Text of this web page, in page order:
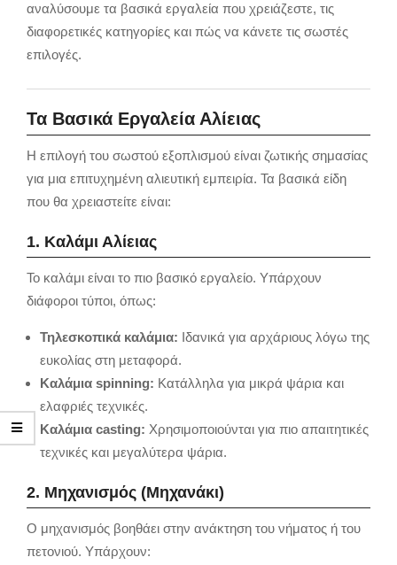
αναλύσουμε τα βασικά εργαλεία που χρειάζεστε, τις
διαφορετικές κατηγορίες και πώς να κάνετε τις σωστές
επιλογές.
Τα Βασικά Εργαλεία Αλίειας
Η επιλογή του σωστού εξοπλισμού είναι ζωτικής σημασίας
για μια επιτυχημένη αλιευτική εμπειρία. Τα βασικά είδη
που θα χρειαστείτε είναι:
1. Καλάμι Αλίειας
Το καλάμι είναι το πιο βασικό εργαλείο. Υπάρχουν
διάφοροι τύποι, όπως:
Τηλεσκοπικά καλάμια: Ιδανικά για αρχάριους λόγω της
ευκολίας στη μεταφορά.
Καλάμια spinning: Κατάλληλα για μικρά ψάρια και
ελαφριές τεχνικές.
Καλάμια casting: Χρησιμοποιούνται για πιο απαιτητικές
τεχνικές και μεγαλύτερα ψάρια.
2. Μηχανισμός (Μηχανάκι)
Ο μηχανισμός βοηθάει στην ανάκτηση του νήματος ή του
πετονιού. Υπάρχουν: